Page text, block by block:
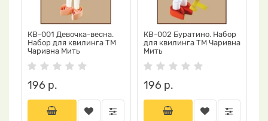
КВ-001 Девочка-весна.
Набор для квилинга ТМ
Чаривна Мить
196 р.
КВ-002 Буратино. Набор
для квилинга ТМ Чаривна
Мить
196 р.